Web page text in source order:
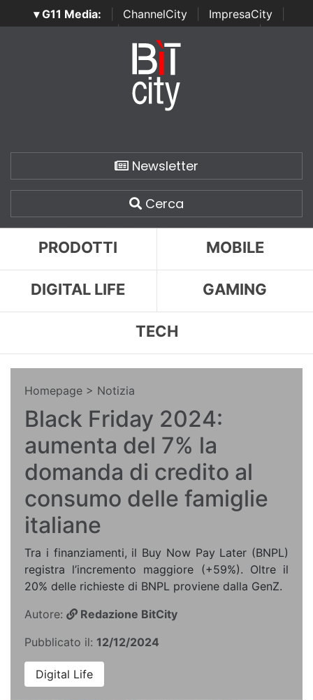
▾ G11 Media: ChannelCity ImpresaCity
SecurityOpenLab | Italian Channel Awards | Italian
Italian Security Awards
Newsletter
Cerca
PRODOTTI MOBILE
DIGITAL LIFE GAMING
TECH
Homepage > Notizia
Black Friday 2024:
aumenta del 7% la
domanda di credito al
consumo delle famiglie
italiane
Tra i finanziamenti, il Buy Now Pay Later (BNPL)
registra l’incremento maggiore (+59%). Oltre il
20% delle richieste di BNPL proviene dalla GenZ.
Autore:
Redazione BitCity
Pubblicato il: 12/12/2024
Digital Life